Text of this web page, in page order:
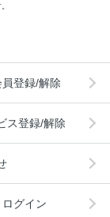
登録/解除
ス登録/解除
グイン